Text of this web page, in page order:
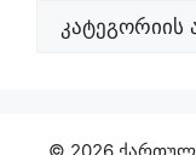
© 2026